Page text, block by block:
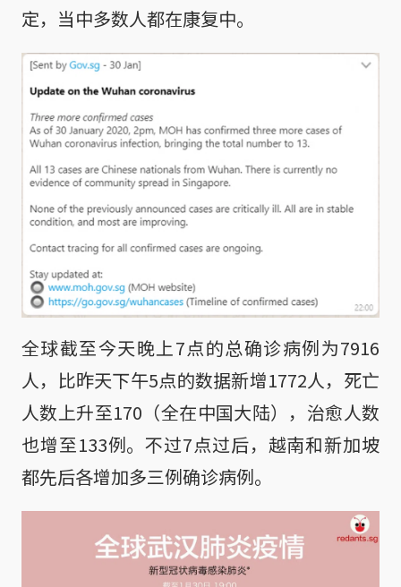
定，当中多数人都在康复中。
全球截至今天晚上7点的总确诊病例为7916
人，比昨天下午5点的数据新增1772人，死亡
人数上升至170（全在中国大陆），治愈人数
也增至133例。不过7点过后，越南和新加坡
都先后各增加多三例确诊病例。